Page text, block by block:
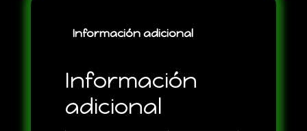
Información adicional
Información
adicional